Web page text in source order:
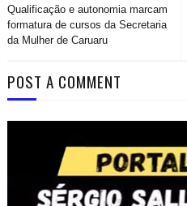
Qualificação e autonomia marcam
formatura de cursos da Secretaria
da Mulher de Caruaru
POST A COMMENT